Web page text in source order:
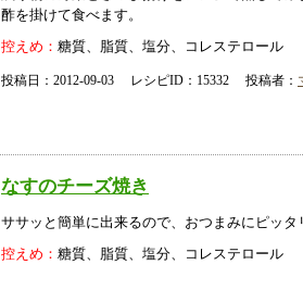
酢を掛けて食べます。
控えめ： 糖質、脂質、塩分、コレステロール
投稿日：2012-09-03 レシピID：15332 投稿者：
なすのチーズ焼き
ササッと簡単に出来るので、おつまみにピッタ
控えめ： 糖質、脂質、塩分、コレステロール